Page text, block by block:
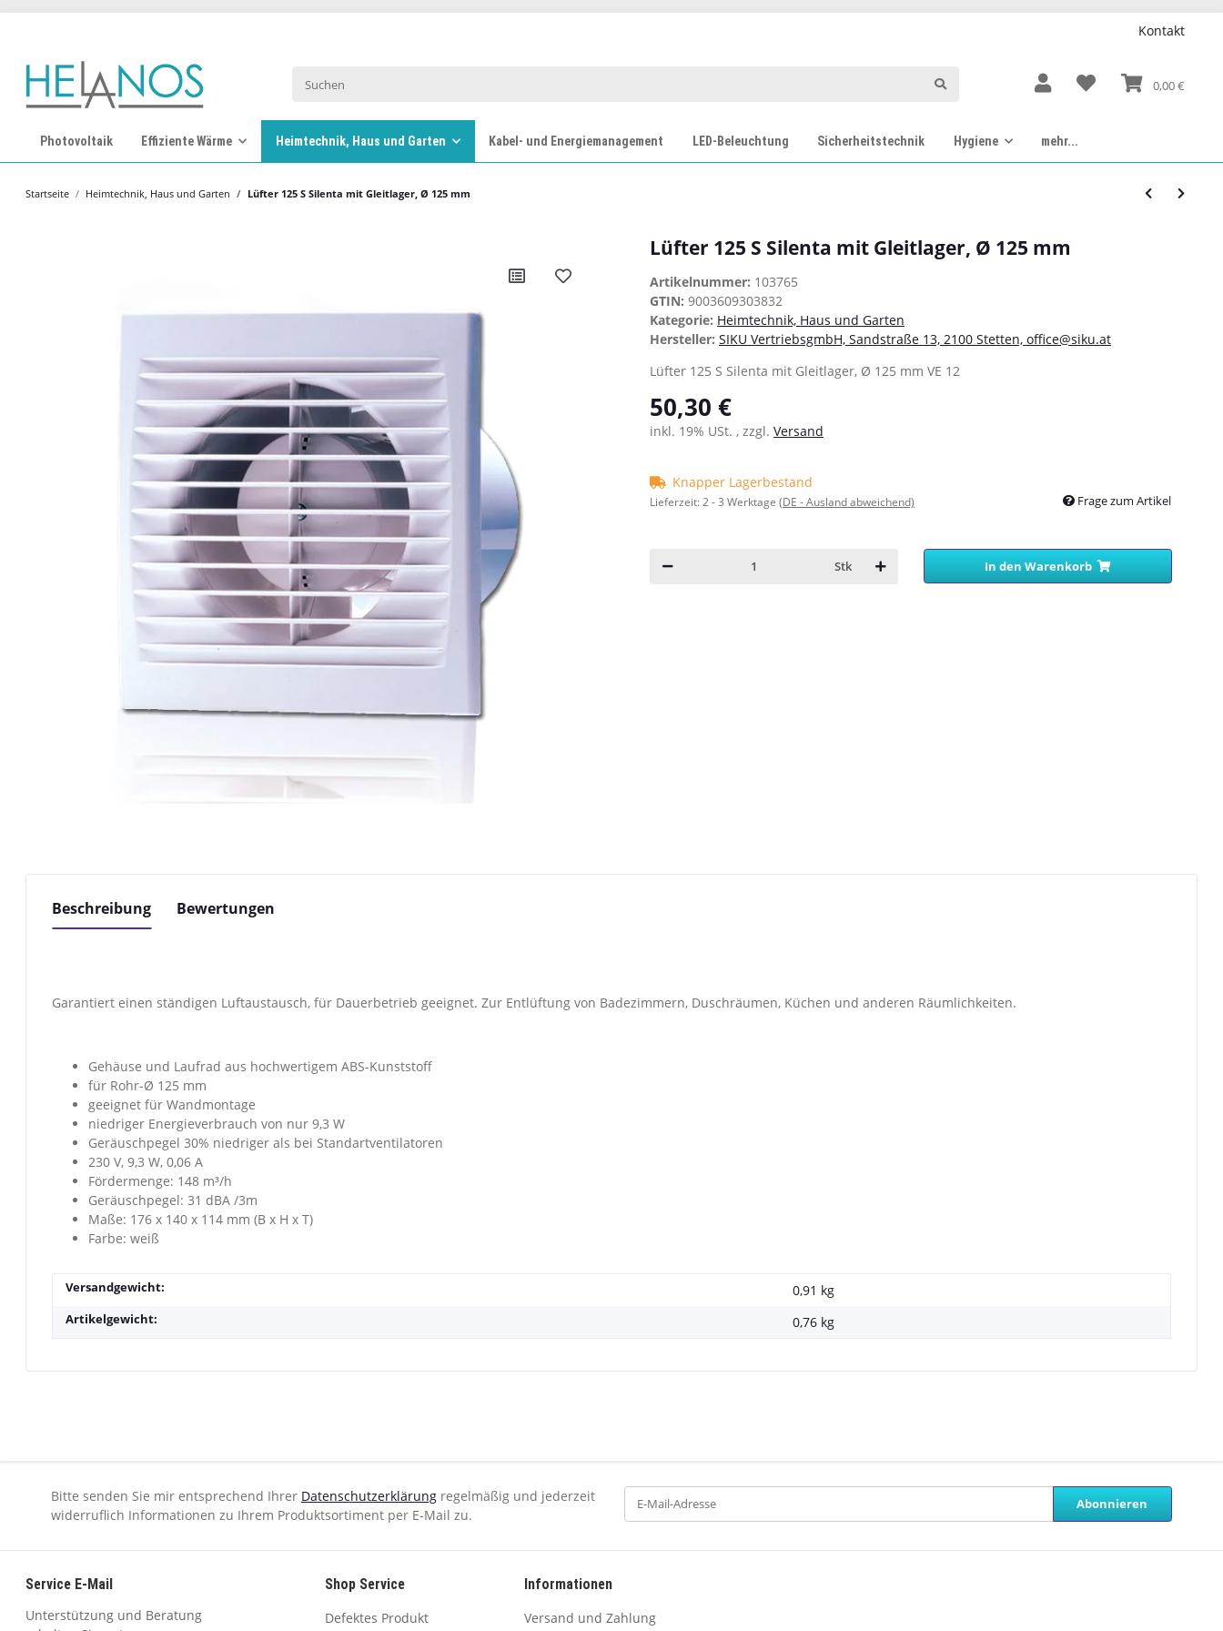
Kontakt
0,00 €
Photovoltaik Effiziente Wärme Heimtechnik, Haus und Garten Kabel- und Energiemanagement LED-Beleuchtung Sicherheitstechnik Hygiene mehr...
Startseite Heimtechnik, Haus und Garten Lüfter 125 S Silenta mit Gleitlager, Ø 125 mm
Lüfter 125 S Silenta mit Gleitlager, Ø 125 mm
Artikelnummer: 103765
GTIN: 9003609303832
Kategorie: Heimtechnik, Haus und Garten
Hersteller: SIKU VertriebsgmbH, Sandstraße 13, 2100 Stetten, office@siku.at
Lüfter 125 S Silenta mit Gleitlager, Ø 125 mm VE 12
50,30 €
inkl. 19% USt. , zzgl. Versand
Knapper Lagerbestand
Lieferzeit:2 - 3 Werktage (DE - Ausland abweichend) Frage zum Artikel
Stk In den Warenkorb
Beschreibung Bewertungen
Garantiert einen ständigen Luftaustausch, für Dauerbetrieb geeignet. Zur Entlüftung von Badezimmern, Duschräumen, Küchen und anderen Räumlichkeiten.
Gehäuse und Laufrad aus hochwertigem ABS-Kunststoff
für Rohr-Ø 125 mm
geeignet für Wandmontage
niedriger Energieverbrauch von nur 9,3 W
Geräuschpegel 30% niedriger als bei Standartventilatoren
230 V, 9,3 W, 0,06 A
Fördermenge: 148 m³/h
Geräuschpegel: 31 dBA /3m
Maße: 176 x 140 x 114 mm (B x H x T)
Farbe: weiß
Versandgewicht: 0,91 kg
Artikelgewicht: 0,76 kg
Bitte senden Sie mir entsprechend Ihrer Datenschutzerklärung regelmäßig und jederzeit
widerruflich Informationen zu Ihrem Produktsortiment per E-Mail zu.
Abonnieren
Service E-Mail
Unterstützung und Beratung
Shop Service
Defektes Produkt
Informationen
Versand und Zahlung